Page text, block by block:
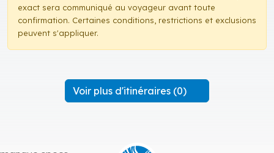
exact sera communiqué au voyageur avant toute
confirmation. Certaines conditions, restrictions et exclusions
peuvent s'appliquer.
Voir plus d'itinéraires (0)